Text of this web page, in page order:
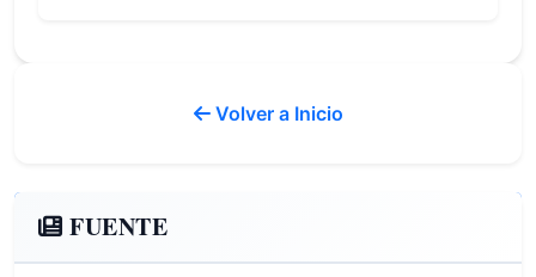
Volver a Inicio
FUENTE